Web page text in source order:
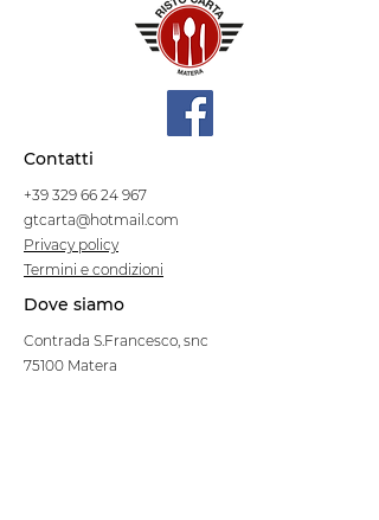
Contatti
+39 329 66 24 967
gtcarta@hotmail.com
Privacy policy
Termini e condizioni
Dove siamo
Contrada S.Francesco, snc
75100 Matera